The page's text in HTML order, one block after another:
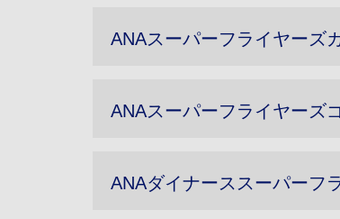
ANAスーパーフライヤーズ
ANAスーパーフライヤーズ
ANAダイナーススーパーフ